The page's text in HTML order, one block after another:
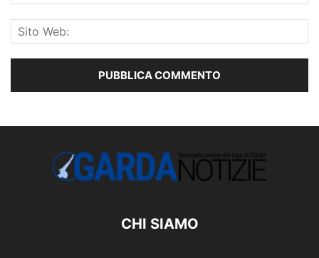
CHI SIAMO